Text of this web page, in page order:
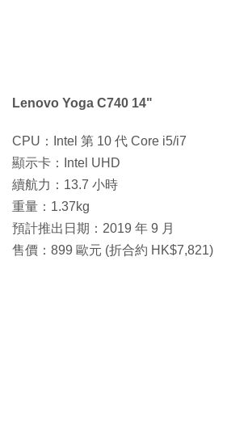
Lenovo Yoga C740 14"
CPU：Intel 第 10 代 Core i5/i7
顯示卡：Intel UHD
續航力：13.7 小時
重量：1.37kg
預計推出日期：2019 年 9 月
售價：899 歐元 (折合約 HK$7,821)